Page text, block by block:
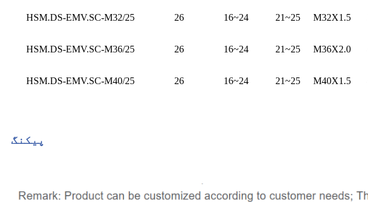
HSM.DS-EMV.SC-M32/25 26 16~24 21~25 M32X1.5
HSM.DS-EMV.SC-M36/25 26 16~24 21~25 M36X2.0
HSM.DS-EMV.SC-M40/25 26 16~24 21~25 M40X1.5
پیکنگ